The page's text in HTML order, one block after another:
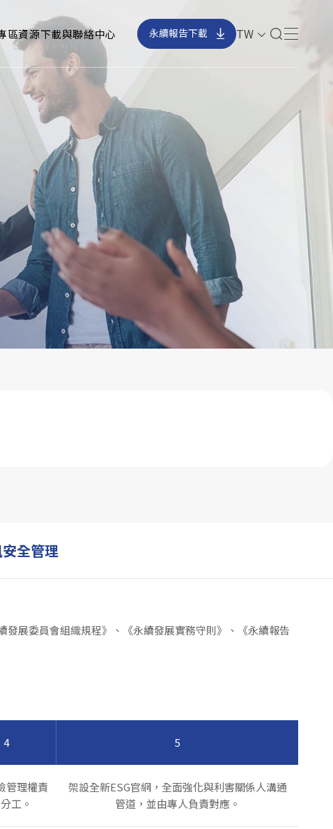
區資源下載與聯絡中心 永續報告下載 TW
全管理
展委員會組織規程》、《永續發展實務守則》、《永續報告
4 5
管理權責
工。
架設全新ESG官網，全面強化與利害關係人溝通
管道，並由專人負責對應。
241561 台灣新北市三重區光復路二段69
號
CSR@chicony.com
+886-2-66266788
+886-2-29959539
訂閱電子報
利害關係人問卷